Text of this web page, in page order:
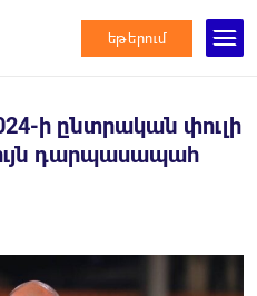
եթերում
ի ընտրական փուլի
դարպասապահ